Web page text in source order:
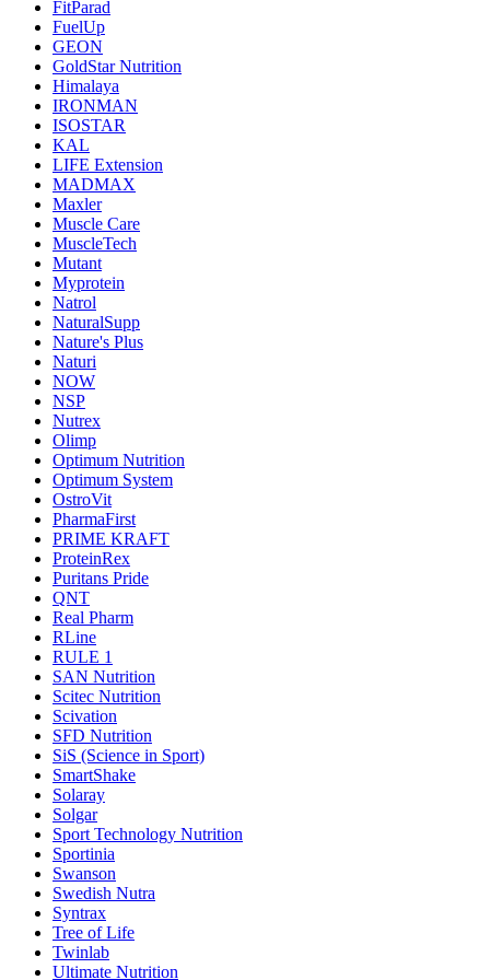
FitParad
FuelUp
GEON
GoldStar Nutrition
Himalaya
IRONMAN
ISOSTAR
KAL
LIFE Extension
MADMAX
Maxler
Muscle Care
MuscleTech
Mutant
Myprotein
Natrol
NaturalSupp
Nature's Plus
Naturi
NOW
NSP
Nutrex
Olimp
Optimum Nutrition
Optimum System
OstroVit
PharmaFirst
PRIME KRAFT
ProteinRex
Puritans Pride
QNT
Real Pharm
RLine
RULE 1
SAN Nutrition
Scitec Nutrition
Scivation
SFD Nutrition
SiS (Science in Sport)
SmartShake
Solaray
Solgar
Sport Technology Nutrition
Sportinia
Swanson
Swedish Nutra
Syntrax
Tree of Life
Twinlab
Ultimate Nutrition